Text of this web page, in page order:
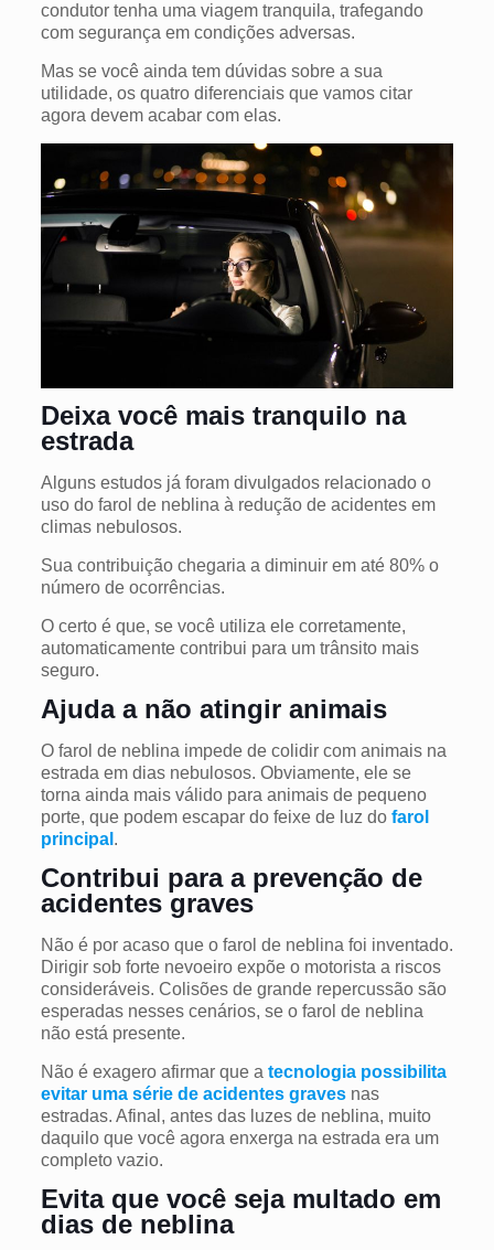
condutor tenha uma viagem tranquila, trafegando
com segurança em condições adversas.
Mas se você ainda tem dúvidas sobre a sua
utilidade, os quatro diferenciais que vamos citar
agora devem acabar com elas.
Deixa você mais tranquilo na
estrada
Alguns estudos já foram divulgados relacionado o
uso do farol de neblina à redução de acidentes em
climas nebulosos.
Sua contribuição chegaria a diminuir em até 80% o
número de ocorrências.
O certo é que, se você utiliza ele corretamente,
automaticamente contribui para um trânsito mais
seguro.
Ajuda a não atingir animais
O farol de neblina impede de colidir com animais na
estrada em dias nebulosos. Obviamente, ele se
torna ainda mais válido para animais de pequeno
porte, que podem escapar do feixe de luz do farol
principal .
Contribui para a prevenção de
acidentes graves
Não é por acaso que o farol de neblina foi inventado.
Dirigir sob forte nevoeiro expõe o motorista a riscos
consideráveis. Colisões de grande repercussão são
esperadas nesses cenários, se o farol de neblina
não está presente.
Não é exagero afirmar que a tecnologia possibilita
evitar uma série de acidentes gravesnas
estradas. Afinal, antes das luzes de neblina, muito
daquilo que você agora enxerga na estrada era um
completo vazio.
Evita que você seja multado em
dias de neblina